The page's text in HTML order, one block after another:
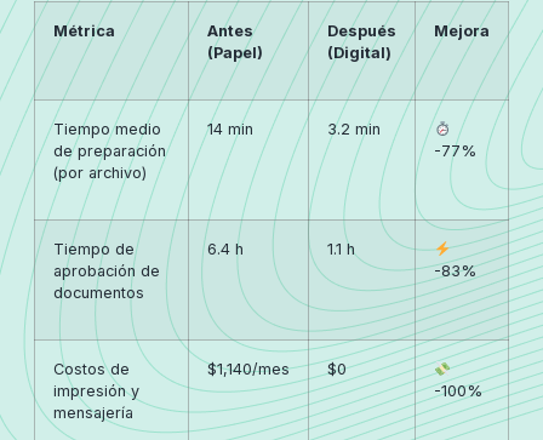
Métrica
Antes
(Papel)
Después
(Digital)
Mejora
Tiempo medio
de preparación
(por archivo)
14 min
3.2 min
-77%
Tiempo de
aprobación de
documentos
6.4 h
1.1 h
-83%
Costos de
impresión y
mensajería
$1,140/mes
$0
-100%